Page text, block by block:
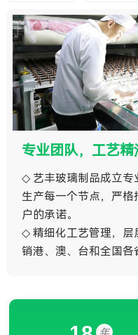
专业团队，工艺精
◇ 艺丰玻璃制品成立专
生产每一个节点，严
户的承诺。
◇ 精细化工艺管理，层
销港、澳、台和全国各
年